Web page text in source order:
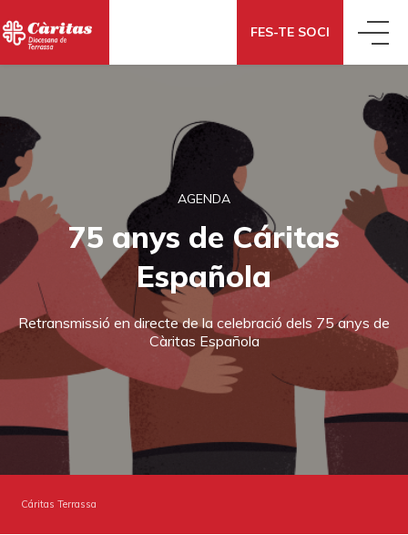
FES-TE SOCI
CONOCE CÁRITAS
DÓNDE ESTAMOS
CÓMO NOS FINANCIAMOS
PORTAL DE TRANSPARENCIA
QUÉ HACEMOS
ACCIÓN SOCIAL
ECONOMÍA SOLIDARIA
COOPERACIÓN INTERNACIONAL
EMERGENCIAS
QUÉ DECIMOS
NOTICIAS
CAMPAÑAS
QUÉ PUEDES HACER TÚ
HAZTE VOLUNTARIO
TE AYUDAMOS
AGENDA
75 anys de Cáritas
Española
Retransmissió en directe de la celebració dels 75 anys de
Càritas Española
Cáritas Terrassa